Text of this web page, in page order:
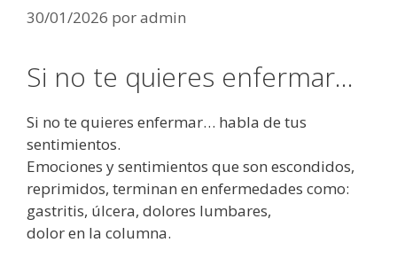
30/01/2026 poradmin
Si no te quieres enfermar…
Si no te quieres enfermar… habla de tus
sentimientos.
Emociones y sentimientos que son escondidos,
reprimidos, terminan en enfermedades como:
gastritis, úlcera, dolores lumbares,
dolor en la columna.